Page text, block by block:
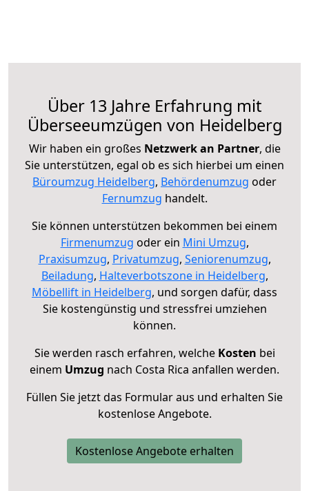
Über 13 Jahre Erfahrung mit
Überseeumzügen von Heidelberg
Wir haben ein großes Netzwerk an Partner, die
Sie unterstützen, egal ob es sich hierbei um einen
Büroumzug Heidelberg, Behördenumzug oder
Fernumzug handelt.
Sie können unterstützen bekommen bei einem
Firmenumzug oder ein Mini Umzug,
Praxisumzug, Privatumzug, Seniorenumzug,
Beiladung, Halteverbotszone in Heidelberg,
Möbellift in Heidelberg, und sorgen dafür, dass
Sie kostengünstig und stressfrei umziehen
können.
Sie werden rasch erfahren, welche Kosten bei
einem Umzug nach Costa Rica anfallen werden.
Füllen Sie jetzt das Formular aus und erhalten Sie
kostenlose Angebote.
Kostenlose Angebote erhalten